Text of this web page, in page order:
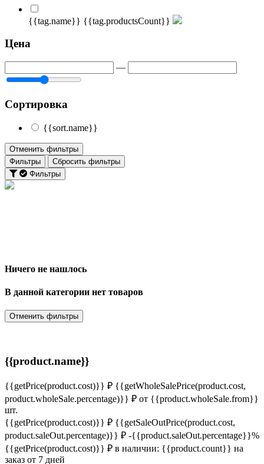
{{tag.name}} {{tag.productsCount}}
Цена
—
Сортировка
{{sort.name}}
Отменить фильтры
Фильтры
Сбросить фильтры
Фильтры
Ничего не нашлось
В данной категории нет товаров
Отменить фильтры
{{product.name}}
{{getPrice(product.cost)}} ₽ {{getWholeSalePrice(product.cost,
product.wholeSale.percentage)}} ₽ от {{product.wholeSale.from}}
шт.
{{getPrice(product.cost)}} ₽ {{getSaleOutPrice(product.cost,
product.saleOut.percentage)}} ₽ -{{product.saleOut.percentage}}%
{{getPrice(product.cost)}} ₽ в наличии: {{product.count}} на
заказ от 7 дней